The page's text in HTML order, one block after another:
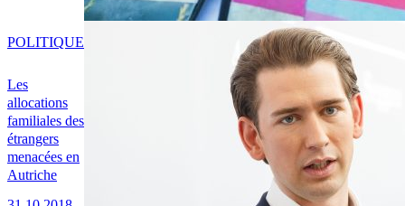
Les
allocations
familiales des
étrangers
menacées en
Autriche
POLITIQUE